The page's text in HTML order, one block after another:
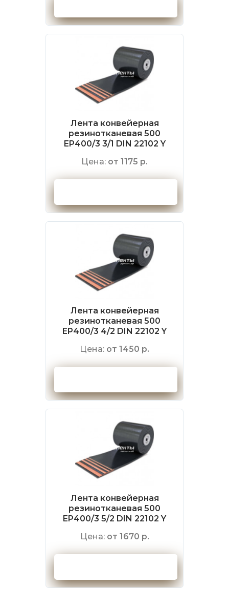
Лента конвейерная
резинотканевая 500
EP400/3 3/1 DIN 22102 Y
Цена: от 1175 р.
Лента конвейерная
резинотканевая 500
EP400/3 4/2 DIN 22102 Y
Цена: от 1450 р.
Лента конвейерная
резинотканевая 500
EP400/3 5/2 DIN 22102 Y
Цена: от 1670 р.